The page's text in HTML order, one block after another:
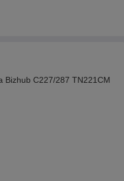
Bizhub C227/287 TN221CM